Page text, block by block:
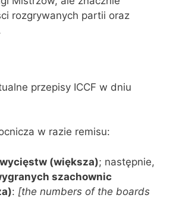
rozgrywanych partii oraz
przepisy ICCF w dniu
w razie remisu:
(większa); następnie,
szachownic
: [the numbers of the boards